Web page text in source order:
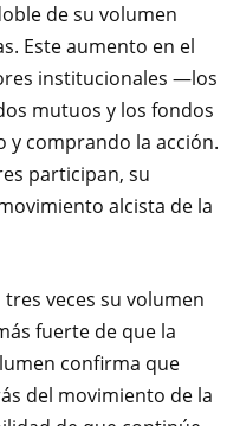
de su volumen
Este aumento en el
institucionales —los
mutuos y los fondos
comprando la acción.
participan, su
alcista de la
veces su volumen
fuerte de que la
confirma que
del movimiento de la